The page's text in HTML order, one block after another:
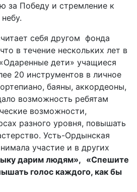
за Победу и стремление к
себя другом фонда
в течение нескольких лет в
дети» учащиеся
20 инструментов в личное
баяны, аккордеоны,
возможность ребятам
возможности,
разного уровня, повышать
Усть-Ордынская
участие и в других
дарим людям», «Спешите
голос каждого, как бы